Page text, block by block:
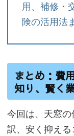
用、補修・
険の活用法
まとめ：費
知り、賢く
今回は、天窓
訳、安く抑える